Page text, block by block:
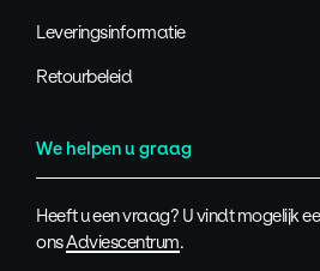
Leveringsinformatie
Retourbeleid
We helpen u graag
Heeft u een vraag? U vindt mogelijk
onsAdviescentrum.